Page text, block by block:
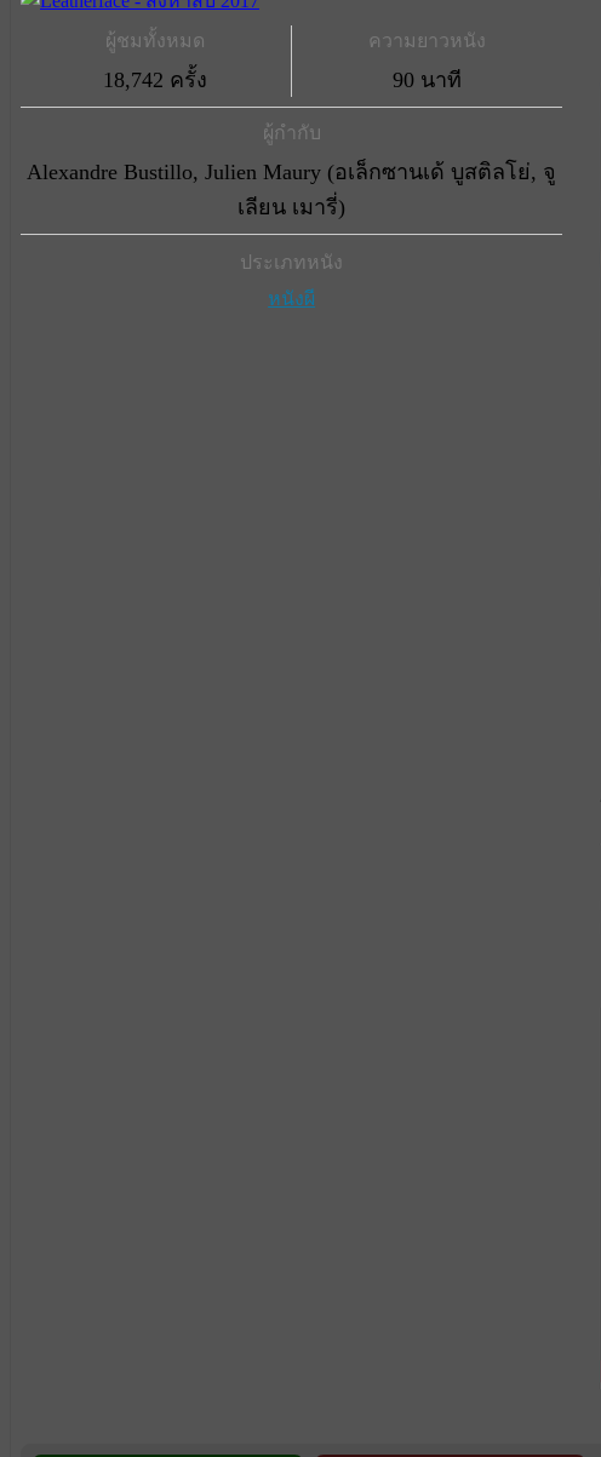
ผู้ชมทั้งหมด
18,742 ครั้ง
ความยาวหนัง
90 นาที
ผู้กำกับ
Alexandre Bustillo, Julien Maury (อเล็กซานเด้ บูสติลโย่, จู
เลียน เมารี่)
ประเภทหนัง
หนังผี